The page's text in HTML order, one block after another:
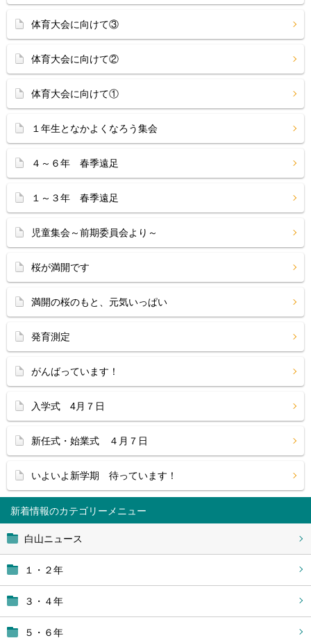
新着情報
白山ニュース
１・２年
３・４年
５・６年
体育大会に向けて③
体育大会に向けて②
体育大会に向けて①
１年生となかよくなろう集会
４～６年 春季遠足
１～３年 春季遠足
児童集会～前期委員会より～
桜が満開です
満開の桜のもと、元気いっぱい
発育測定
がんばっています！
入学式 4月７日
新任式・始業式 ４月７日
いよいよ新学期 待っています！